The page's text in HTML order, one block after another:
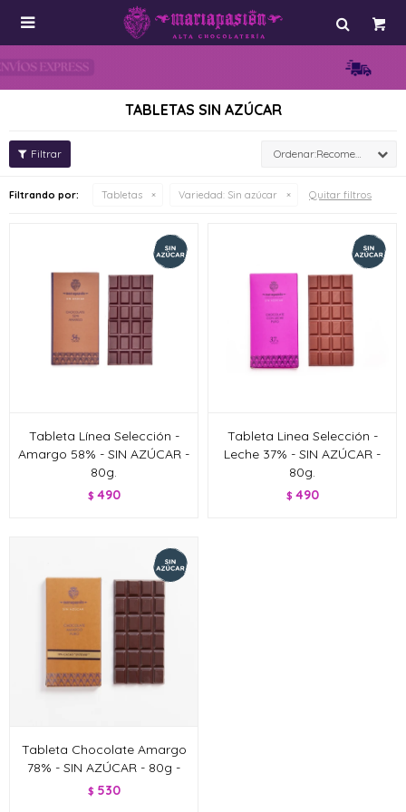

TABLETAS SIN AZÚCAR
Recomendados
Filtrando por: Tabletas Variedad: Sin azúcar Quitar filtros
Tableta Línea Selección -
Amargo 58% - SIN AZÚCAR -
80g.
$ 490
Tableta Linea Selección -
Leche 37% - SIN AZÚCAR -
80g.
$ 490
Tableta Chocolate Amargo
78% - SIN AZÚCAR - 80g -
$ 530